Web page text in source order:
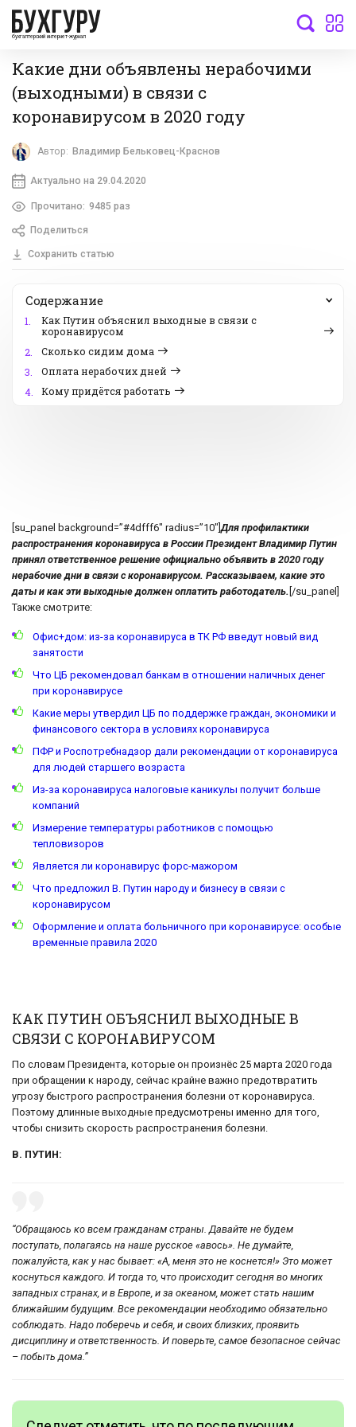
бухгалтерский интернет-журнал
Какие дни объявлены нерабочими
(выходными) в связи с
коронавирусом в 2020 году
Автор: Владимир Бельковец-Краснов
Актуально на 29.04.2020
Прочитано: 9485 раз
Поделиться
Сохранить статью
Содержание
1.
Как Путин объяснил выходные в связи с
коронавирусом
2.
Сколько сидим дома
3.
Оплата нерабочих дней
4.
Кому придётся работать
[su_panel background=”#4dfff6″ radius=”10″]Для профилактики
распространения коронавируса в России Президент Владимир Путин
принял ответственное решение официально объявить в 2020 году
нерабочие дни в связи с коронавирусом. Рассказываем, какие это
даты и как эти выходные должен оплатить работодатель. [/su_panel]
Также смотрите:
Офис+дом: из-за коронавируса в ТК РФ введут новый вид
занятости
Что ЦБ рекомендовал банкам в отношении наличных денег
при коронавирусе
Какие меры утвердил ЦБ по поддержке граждан, экономики и
финансового сектора в условиях коронавируса
ПФР и Роспотребнадзор дали рекомендации от коронавируса
для людей старшего возраста
Из-за коронавируса налоговые каникулы получит больше
компаний
Измерение температуры работников с помощью
тепловизоров
Является ли коронавирус форс-мажором
Что предложил В. Путин народу и бизнесу в связи с
коронавирусом
Оформление и оплата больничного при коронавирусе: особые
временные правила 2020
КАК ПУТИН ОБЪЯСНИЛ ВЫХОДНЫЕ В
СВЯЗИ С КОРОНАВИРУСОМ
По словам Президента, которые он произнёс 25 марта 2020 года
при обращении к народу, сейчас крайне важно предотвратить
угрозу быстрого распространения болезни от коронавируса.
Поэтому длинные выходные предусмотрены именно для того,
чтобы снизить скорость распространения болезни.
В. ПУТИН:
“Обращаюсь ко всем гражданам страны. Давайте не будем
поступать, полагаясь на наше русское «авось». Не думайте,
пожалуйста, как у нас бывает: «А, меня это не коснется!» Это может
коснуться каждого. И тогда то, что происходит сегодня во многих
западных странах, и в Европе, и за океаном, может стать нашим
ближайшим будущим. Все рекомендации необходимо обязательно
соблюдать. Надо поберечь и себя, и своих близких, проявить
дисциплину и ответственность. И поверьте, самое безопасное сейчас
– побыть дома.”